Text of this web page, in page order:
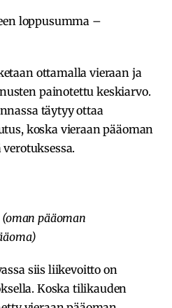
loppusumma –
ottamalla vieraan ja
painotettu keskiarvo.
täytyy ottaa
koska vieraan pääoman
pääoman
siis liikevoitto on
Koska tilikauden